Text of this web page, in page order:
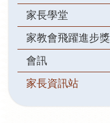
家長學堂
家教會飛躍進步獎
會訊
家長資訊站